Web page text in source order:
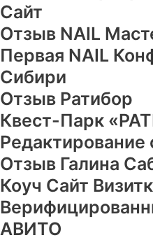
Сайт
Отзыв NAIL
Первая NAIL
Сибири
Отзыв Ратибор
Квест-Парк
Редактирование
Отзыв Галина
Коуч Сайт
АВИТО